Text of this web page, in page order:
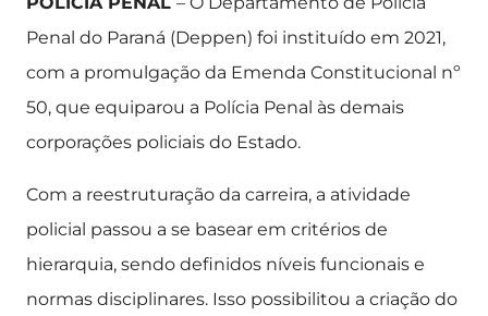
Penal do Paraná (Deppen) foi instituído em 2021,
com a promulgação da Emenda Constitucional nº
50, que equiparou a Polícia Penal às demais
corporações policiais do Estado.
Com a reestruturação da carreira, a atividade
policial passou a se basear em critérios de
hierarquia, sendo definidos níveis funcionais e
normas disciplinares. Isso possibilitou a criação do